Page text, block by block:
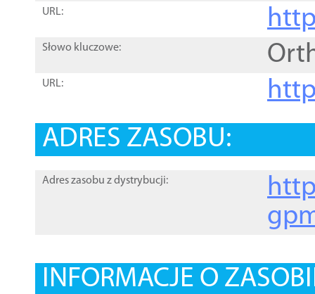
URL:
Słowo kluczowe:
URL:
ADRES ZASOBU:
Adres zasobu z dystrybucji:
INFORMACJE O